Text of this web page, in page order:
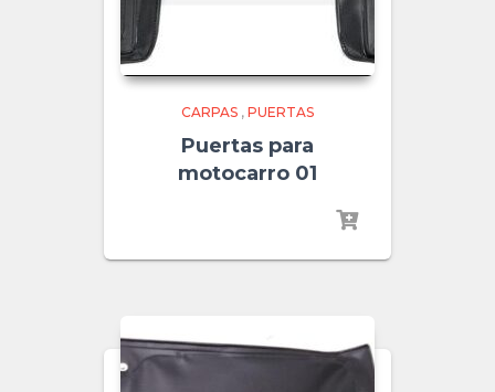
CARPAS , PUERTAS
Puertas para
motocarro 01